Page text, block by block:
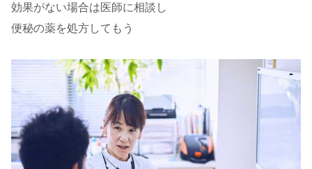
効果がない場合は医師に相談し
便秘の薬を処方してもう